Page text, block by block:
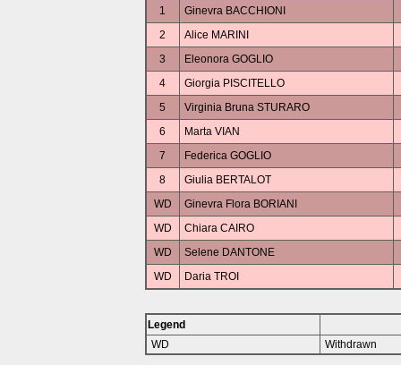
1
Ginevra BACCHIONI
2
Alice MARINI
3
Eleonora GOGLIO
4
Giorgia PISCITELLO
5
Virginia Bruna STURARO
6
Marta VIAN
7
Federica GOGLIO
8
Giulia BERTALOT
WD
Ginevra Flora BORIANI
WD
Chiara CAIRO
WD
Selene DANTONE
WD
Daria TROI
Legend
WD
Withdrawn